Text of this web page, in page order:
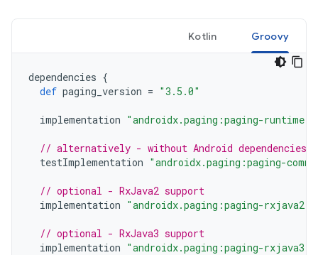
Groovy
Kotlin
dependencies {
def paging_version = "3.5.0"
implementation "androidx.paging:paging-
// alternatively - without Android dependencies
testImplementation "androidx.paging:paging-
// optional - RxJava2 support
implementation "androidx.paging:paging-
// optional - RxJava3 support
implementation "androidx.paging:paging-